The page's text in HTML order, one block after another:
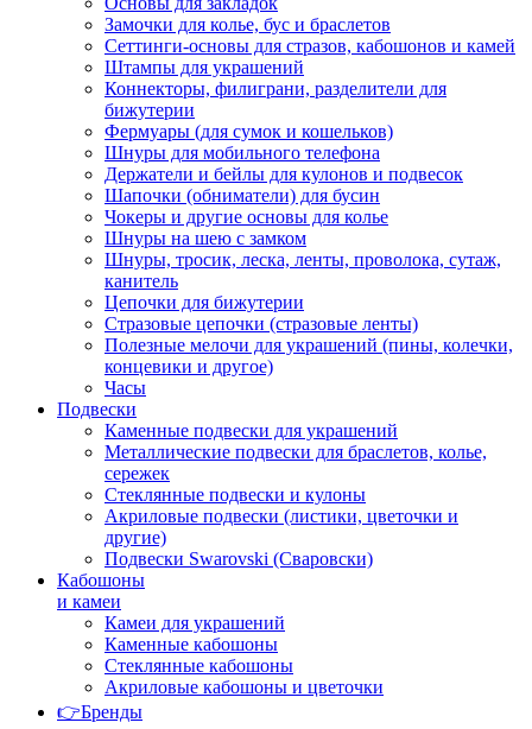
Замочки для колье, бус и браслетов
Сеттинги-основы для стразов, кабошонов и камей
Штампы для украшений
Коннекторы, филиграни, разделители для
бижутерии
Фермуары (для сумок и кошельков)
Шнуры для мобильного телефона
Держатели и бейлы для кулонов и подвесок
Шапочки (обниматели) для бусин
Чокеры и другие основы для колье
Шнуры на шею с замком
Шнуры, тросик, леска, ленты, проволока, сутаж,
канитель
Цепочки для бижутерии
Стразовые цепочки (стразовые ленты)
Полезные мелочи для украшений (пины, колечки,
концевики и другое)
Часы
Подвески
Каменные подвески для украшений
Металлические подвески для браслетов, колье,
сережек
Стеклянные подвески и кулоны
Акриловые подвески (листики, цветочки и
другие)
Подвески Swarovski (Сваровски)
Кабошоны
и камеи
Камеи для украшений
Каменные кабошоны
Стеклянные кабошоны
Акриловые кабошоны и цветочки
👉Бренды